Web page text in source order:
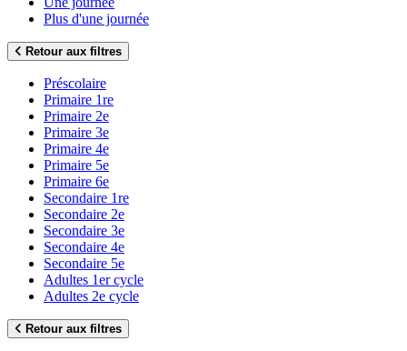
Plus d'une journée
Retour aux filtres
Préscolaire
Primaire 1re
Primaire 2e
Primaire 3e
Primaire 4e
Primaire 5e
Primaire 6e
Secondaire 1re
Secondaire 2e
Secondaire 3e
Secondaire 4e
Secondaire 5e
Adultes 1er cycle
Adultes 2e cycle
Retour aux filtres